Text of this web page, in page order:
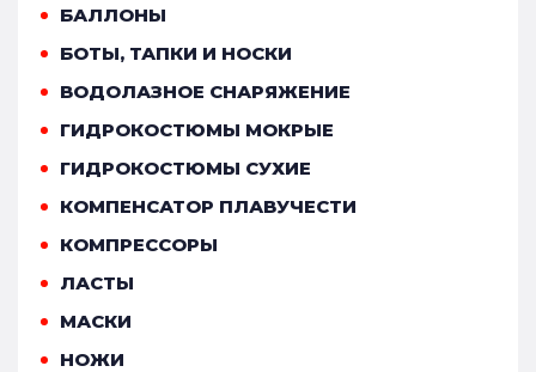
БАЛЛОНЫ
БОТЫ, ТАПКИ И НОСКИ
ВОДОЛАЗНОЕ СНАРЯЖЕНИЕ
ГИДРОКОСТЮМЫ МОКРЫЕ
ГИДРОКОСТЮМЫ СУХИЕ
КОМПЕНСАТОР ПЛАВУЧЕСТИ
КОМПРЕССОРЫ
ЛАСТЫ
МАСКИ
НОЖИ